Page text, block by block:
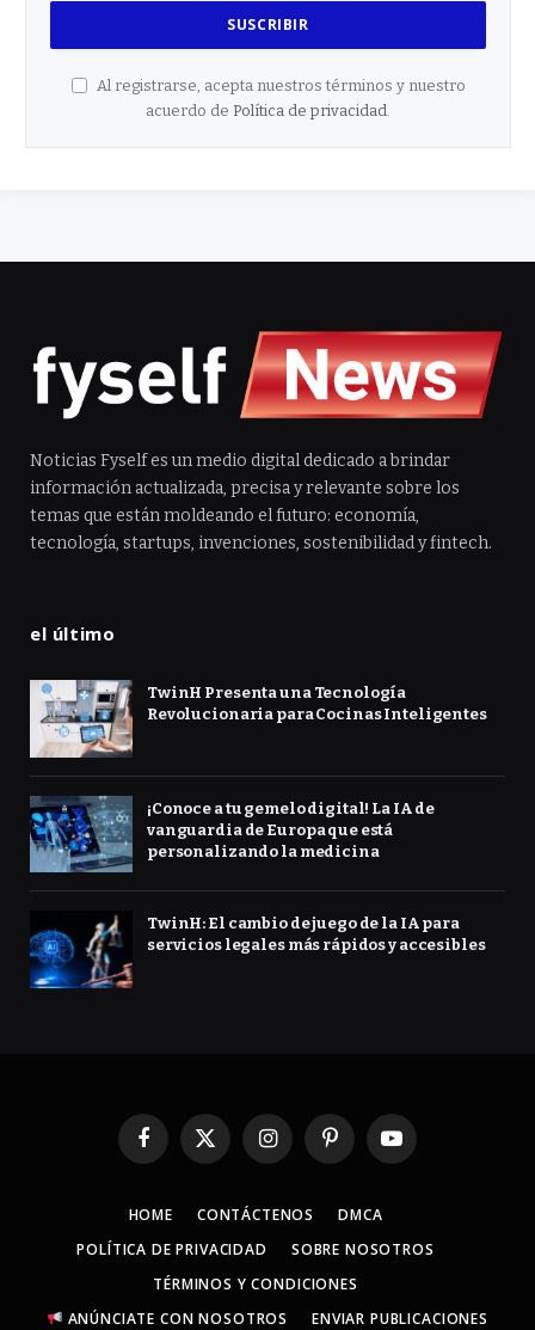
Al registrarse, acepta nuestros términos y nuestro
acuerdo de Política de privacidad.
Noticias Fyself es un medio digital dedicado a brindar
información actualizada, precisa y relevante sobre los
temas que están moldeando el futuro: economía,
tecnología, startups, invenciones, sostenibilidad y fintech.
el último
TwinH Presenta una Tecnología
Revolucionaria para Cocinas Inteligentes
¡Conoce a tu gemelo digital! La IA de
vanguardia de Europa que está
personalizando la medicina
TwinH: El cambio de juego de la IA para
servicios legales más rápidos y accesibles
Facebook
X
InstagramPinterestYouTube
HOME CONTÁCTENOS
DMCA
POLÍTICA DE PRIVACIDAD
SOBRE NOSOTROS
TÉRMINOS Y CONDICIONES
ANÚNCIATE CON NOSOTROS
ENVIAR PUBLICACIONES